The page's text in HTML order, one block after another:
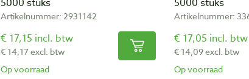
Artikelnummer: 2931142
€ 17,15 incl. btw
€ 14,17 excl. btw
Op voorraad
Artikelnummer:
€ 17,05 incl. btw
€ 14,09 excl. btw
Op voorraad